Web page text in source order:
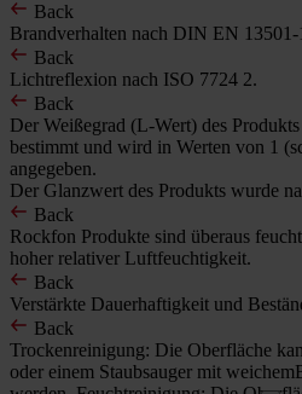
Back
Brandverhalten nach DIN EN 13501-
Back
Lichtreflexion nach ISO 7724 2.
Back
Der Weißegrad (L-Wert) des
bestimmt und wird in Werten von 1
angegeben.
Der Glanzwert des Produkts wurde
Back
Rockfon Produkte sind überaus
hoher relativer Luftfeuchtigkeit.
Back
Verstärkte Dauerhaftigkeit und
Back
Trockenreinigung: Die Oberfläche
oder einem Staubsauger mit